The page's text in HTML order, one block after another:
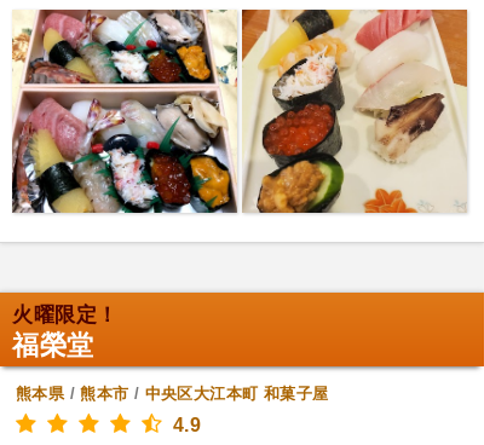
火曜限定！
福榮堂
熊本県/熊本市 / 中央区大江本町 和菓子屋
4.9